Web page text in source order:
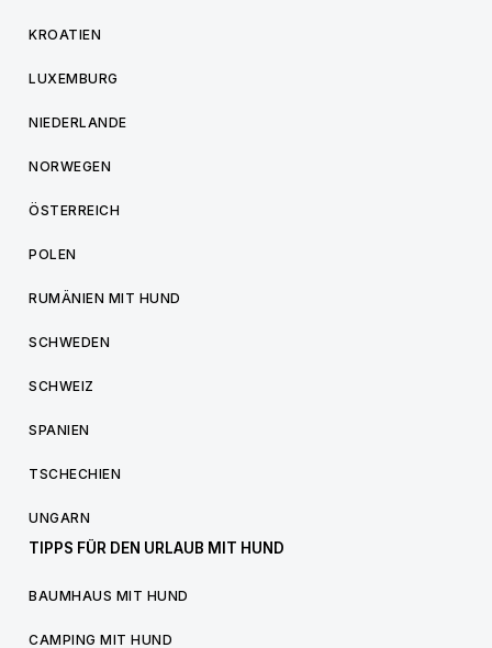
KROATIEN
LUXEMBURG
NIEDERLANDE
NORWEGEN
ÖSTERREICH
POLEN
RUMÄNIEN MIT HUND
SCHWEDEN
SCHWEIZ
SPANIEN
TSCHECHIEN
UNGARN
TIPPS FÜR DEN URLAUB MIT HUND
BAUMHAUS MIT HUND
CAMPING MIT HUND